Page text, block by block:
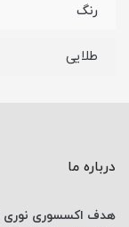
رنگ
طلایی
درباره ما
هدف اکسسوری نوری